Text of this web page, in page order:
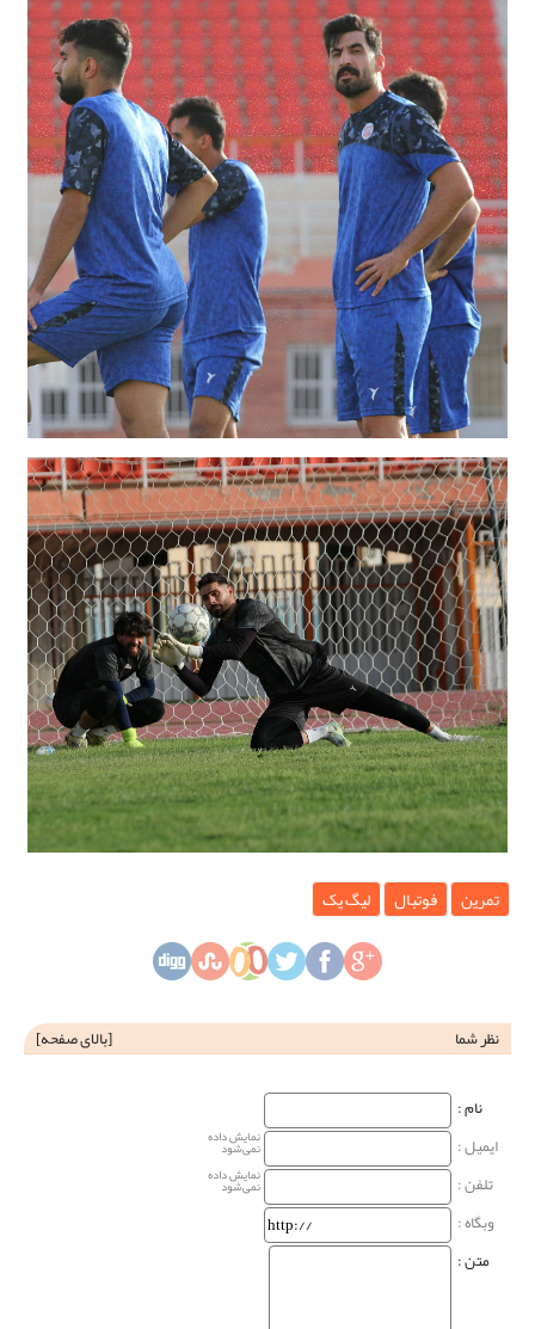
تمرین فوتبال لیگ یک
نظر شما [بالای صفحه]
نام‌ :
ایمیل :
نمایش داده
نمی‌شود
تلفن : نمایش داده
نمی‌شود
وبگاه‌ :
متن :